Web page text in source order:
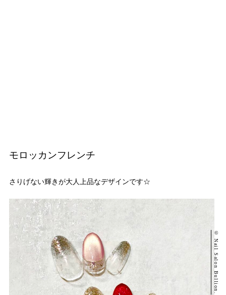
モロッカンフレンチ
さりげない輝きが大人上品なデザインです☆
© Nail Salon Bullion.